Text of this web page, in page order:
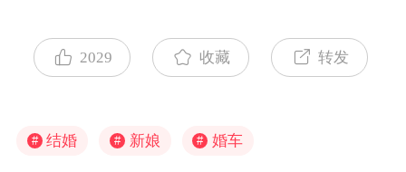
2029 收藏 转发
# 结婚 # 新娘 # 婚车